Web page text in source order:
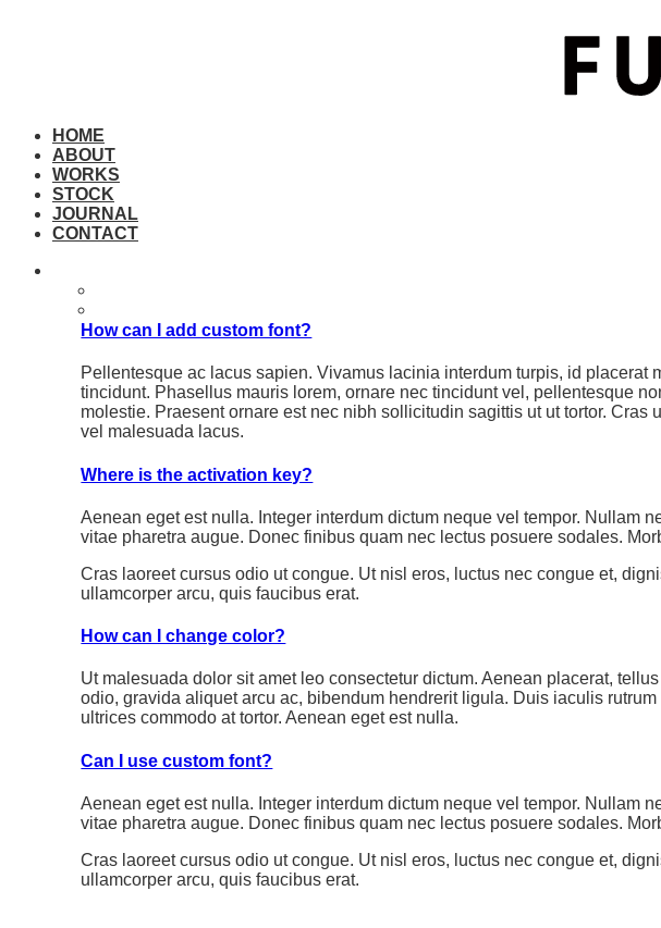
HOME
ABOUT
WORKS
STOCK
JOURNAL
CONTACT
How can I add custom font?
Pellentesque ac lacus sapien. Vivamus lacinia interdum turpis, id
tincidunt. Phasellus mauris lorem, ornare nec tincidunt vel, pellentesque
molestie. Praesent ornare est nec nibh sollicitudin sagittis ut ut tortor.
vel malesuada lacus.
Where is the activation key?
Aenean eget est nulla. Integer interdum dictum neque vel tempor. Nullam
vitae pharetra augue. Donec finibus quam nec lectus posuere sodales.
Cras laoreet cursus odio ut congue. Ut nisl eros, luctus nec congue et,
ullamcorper arcu, quis faucibus erat.
How can I change color?
Ut malesuada dolor sit amet leo consectetur dictum. Aenean placerat,
odio, gravida aliquet arcu ac, bibendum hendrerit ligula. Duis iaculis
ultrices commodo at tortor. Aenean eget est nulla.
Can I use custom font?
Aenean eget est nulla. Integer interdum dictum neque vel tempor. Nullam
vitae pharetra augue. Donec finibus quam nec lectus posuere sodales.
Cras laoreet cursus odio ut congue. Ut nisl eros, luctus nec congue et,
ullamcorper arcu, quis faucibus erat.